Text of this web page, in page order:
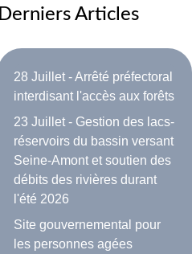
Derniers Articles
28 Juillet - Arrêté préfectoral
interdisant l'accès aux forêts
23 Juillet - Gestion des lacs-
réservoirs du bassin versant
Seine-Amont et soutien des
débits des rivières durant
l'été 2026
Site gouvernemental pour
les personnes agées